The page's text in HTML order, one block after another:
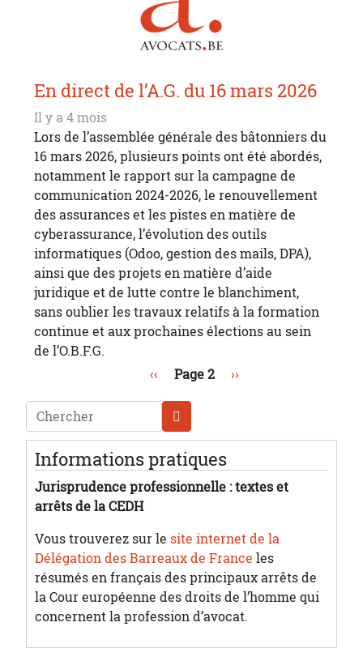
En direct de l’A.G. du 16 mars 2026
Il y a 4 mois
Lors de l’assemblée générale des bâtonniers du
16 mars 2026, plusieurs points ont été abordés,
notamment le rapport sur la campagne de
communication 2024-2026, le renouvellement
des assurances et les pistes en matière de
cyberassurance, l’évolution des outils
informatiques (Odoo, gestion des mails, DPA),
ainsi que des projets en matière d’aide
juridique et de lutte contre le blanchiment,
sans oublier les travaux relatifs à la formation
continue et aux prochaines élections au sein
de l’O.B.F.G.
Page précédente
‹‹ Page 2 Page suivante
››
Chercher
Informations pratiques
Jurisprudence professionnelle : textes et
arrêts de la CEDH
Vous trouverez sur le site internet de la
Délégation des Barreaux de France les
résumés en français des principaux arrêts de
la Cour européenne des droits de l’homme qui
concernent la profession d’avocat.